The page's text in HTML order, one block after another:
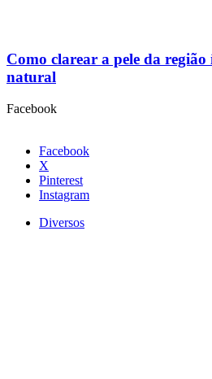
Como clarear a pele da
natural
Facebook
Facebook
X
Pinterest
Instagram
Diversos